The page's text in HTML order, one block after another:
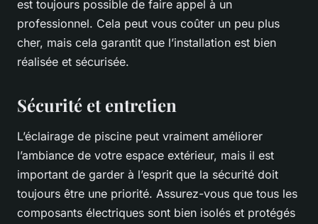
est toujours possible de faire appel à un
professionnel. Cela peut vous coûter un peu plus
cher, mais cela garantit que l’installation est bien
réalisée et sécurisée.
Sécurité et entretien
L’éclairage de piscine peut vraiment améliorer
l’ambiance de votre espace extérieur, mais il est
important de garder à l’esprit que la sécurité doit
toujours être une priorité. Assurez-vous que tous les
composants électriques sont bien isolés et protégés